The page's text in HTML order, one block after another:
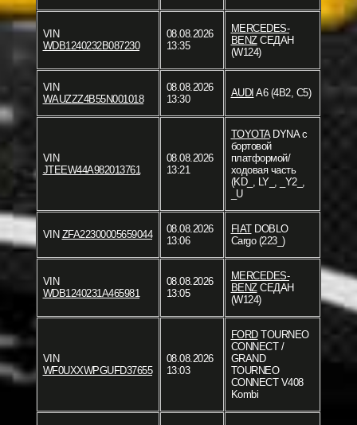
VIN
WDB1240232B087230
08.08.2026
13:35
MERCEDES-
BENZСЕДАН
(W124)
VIN
WAUZZZ4B55N001018
08.08.2026
13:30
AUDI A6 (4B2, C5)
VIN
JTEEW44A982013761
08.08.2026
13:21
TOYOTADYNA c
бортовой
платформой/
ходовая часть
(KD_, LY_, _Y2_,
_U
VIN ZFA22300005659044
08.08.2026
13:06
FIATDOBLO
Cargo (223_)
VIN
WDB1240231A465981
08.08.2026
13:05
MERCEDES-
BENZСЕДАН
(W124)
VIN
WF0UXXWPGUFD37655
08.08.2026
13:03
FORDTOURNEO
CONNECT /
GRAND
TOURNEO
CONNECT V408
Kombi